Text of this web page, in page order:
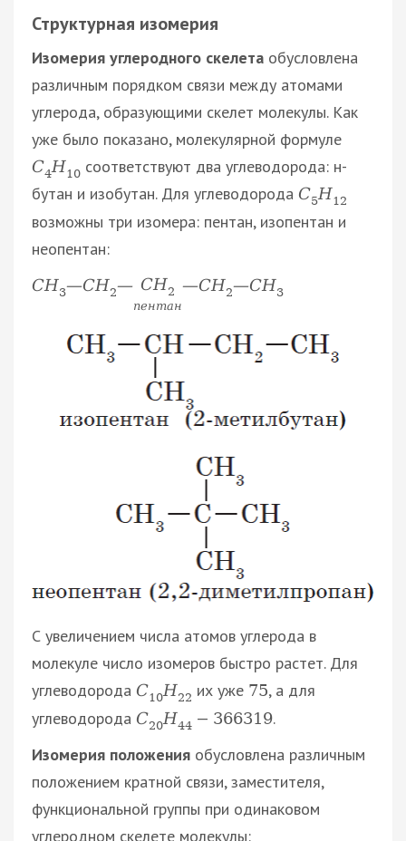
Структурная изомерия
Изомерия углеродного скелета обусловлена
различным порядком связи между атомами
углерода, образующими скелет молекулы. Как
уже было показано, молекулярной формуле
С4Н10 соответствуют два углеводорода: н-
бутан и изобутан. Для углеводорода С5Н12
возможны три изомера: пентан, изопентан и
неопентан:
СН3—СН2— СН2
пентан
—СН2—СН3
С увеличением числа атомов углерода в
молекуле число изомеров быстро растет. Для
углеводорода С10Н22 их уже 75, а для
углеводорода С20Н44 — 366319.
Изомерия положения обусловлена различным
положением кратной связи, заместителя,
функциональной группы при одинаковом
углеродном скелете молекулы: